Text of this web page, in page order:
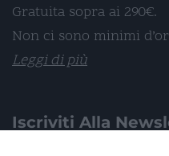
Gratuita sopra ai 290€.
Non ci sono minimi
Leggi di più
Iscriviti Alla